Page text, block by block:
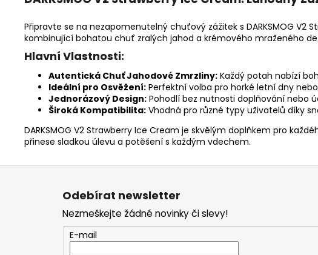
Připravte se na nezapomenutelný chuťový zážitek s DARKSMOG
kombinující bohatou chuť zralých jahod a krémového mraženého
Hlavní Vlastnosti:
Autentická Chuť Jahodové Zmrzliny: Každý potah nabízí
Ideální pro Osvěžení: Perfektní volba pro horké letní dny
Jednorázový Design: Pohodlí bez nutnosti doplňování nebo
Široká Kompatibilita: Vhodná pro různé typy uživatelů díky
DARKSMOG V2 Strawberry Ice Cream je skvělým doplňkem pro
přinese sladkou úlevu a potěšení s každým vdechem.
Odebírat newsletter
Nezmeškejte žádné novinky či slevy!
E-mail